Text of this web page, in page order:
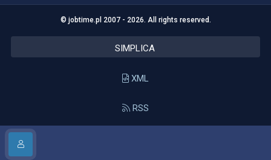
© jobtime.pl 2007 - 2026. All rights reserved.
SIMPLICA
XML
RSS